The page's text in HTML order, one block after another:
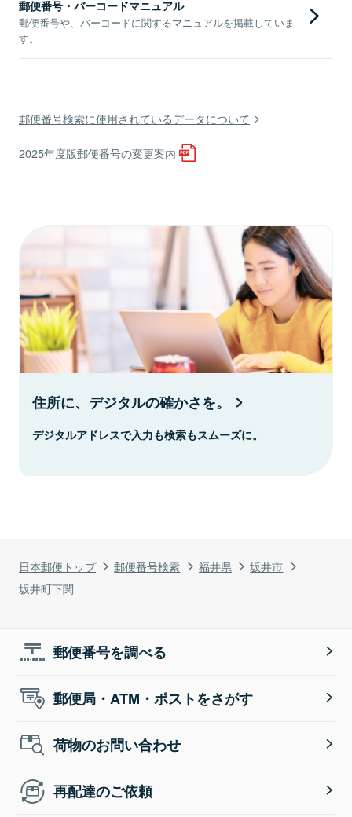
日本郵便トップ 郵便番号検索 福井県
坂井市
坂井町下関
郵便番号・バーコードマニュアル
郵便番号や、バーコードに関するマニュアルを掲載していま
す。
郵便番号検索に使用されているデータについて
2025年度版郵便番号の変更案内
住所に、デジタルの確かさを。
デジタルアドレスで入力も検索もスムーズに。
郵便番号を調べる
郵便局・ATM・ポストをさがす
荷物のお問い合わせ
再配達のご依頼